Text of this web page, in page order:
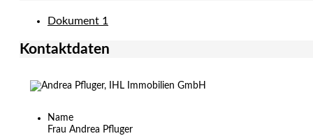
Dokument 1
Kontaktdaten
Name
Frau Andrea Pfluger